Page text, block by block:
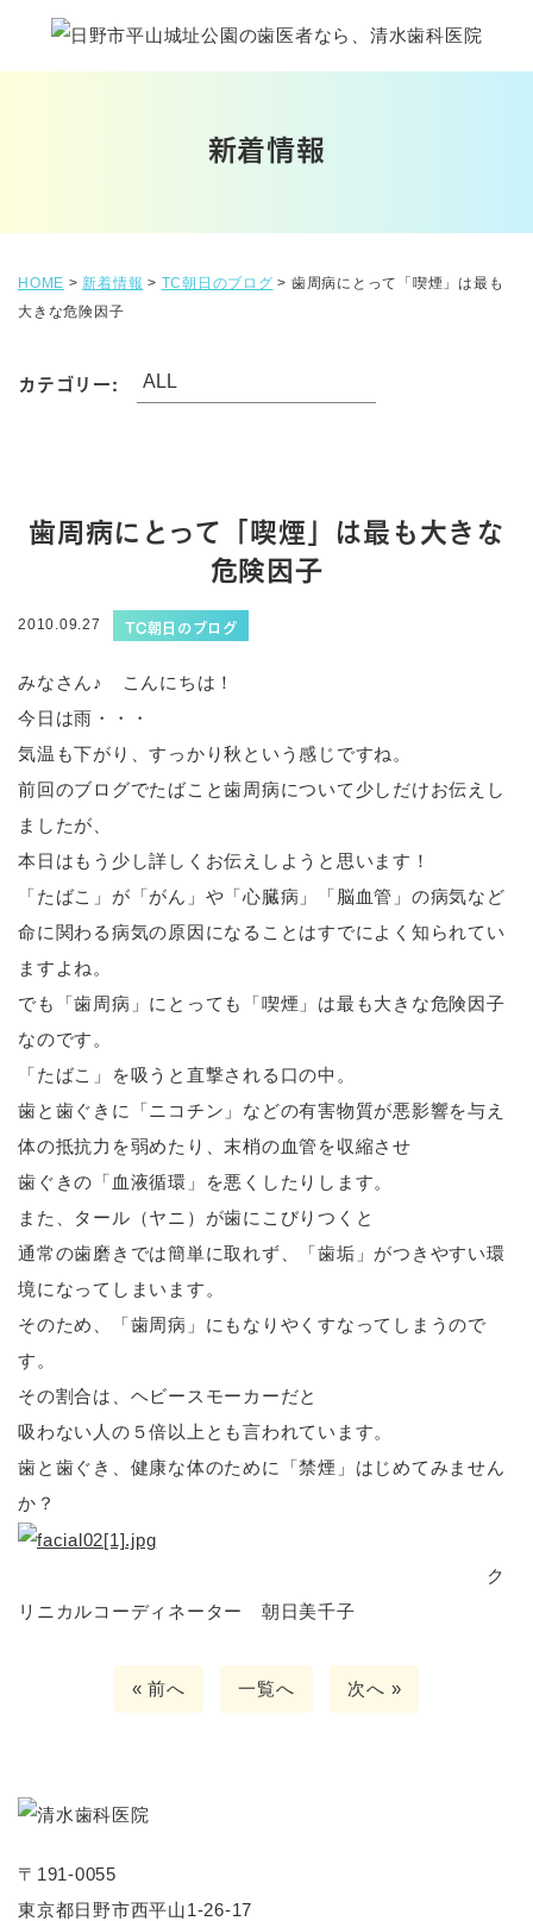
新着情報
HOME > 新着情報 > TC朝日のブログ > 歯周病にとって「喫煙」は最も
大きな危険因子
カテゴリー:
歯周病にとって「喫煙」は最も大きな
危険因子
2010.09.27 TC朝日のブログ
みなさん♪ こんにちは！
今日は雨・・・
気温も下がり、すっかり秋という感じですね。
前回のブログでたばこと歯周病について少しだけお伝えし
ましたが、
本日はもう少し詳しくお伝えしようと思います！
「たばこ」が「がん」や「心臓病」「脳血管」の病気など
命に関わる病気の原因になることはすでによく知られてい
ますよね。
でも「歯周病」にとっても「喫煙」は最も大きな危険因子
なのです。
「たばこ」を吸うと直撃される口の中。
歯と歯ぐきに「ニコチン」などの有害物質が悪影響を与え
体の抵抗力を弱めたり、末梢の血管を収縮させ
歯ぐきの「血液循環」を悪くしたりします。
また、タール（ヤニ）が歯にこびりつくと
通常の歯磨きでは簡単に取れず、「歯垢」がつきやすい環
境になってしまいます。
そのため、「歯周病」にもなりやくすなってしまうので
す。
その割合は、ヘビースモーカーだと
吸わない人の５倍以上とも言われています。
歯と歯ぐき、健康な体のために「禁煙」はじめてみません
か？
ク
リニカルコーディネーター 朝日美千子
« 前へ 一覧へ 次へ »
〒191-0055
東京都日野市西平山1-26-17